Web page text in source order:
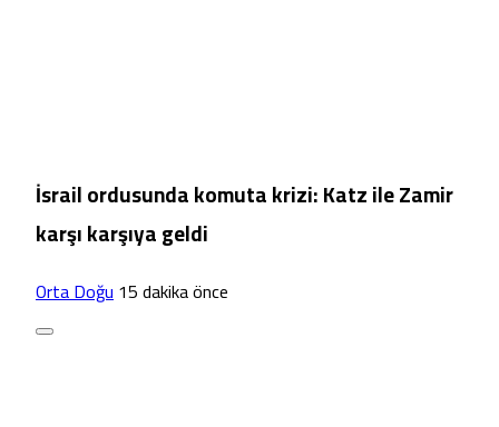
İsrail ordusunda komuta krizi: Katz ile Zamir
karşı karşıya geldi
Orta Doğu15 dakika önce